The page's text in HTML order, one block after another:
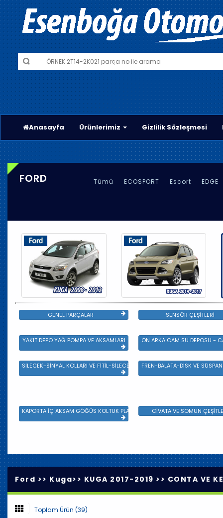
Anasayfa Ürünlerimiz Gizlilik Sözleşmesi
FORD Tümü ECOSPORT Escort EDGE
GENEL PARÇALAR SENSÖR ÇEŞİTLERİ
YAKIT DEPO YAĞ POMPA VE AKSAMLARI ÖN ARKA CAM SU DEPOSU -
SİLECEK-SİNYAL KOLLARI VE FİTİL-SİLECEK ÇEŞİTLERİFREN-BALATA-DİSK VE
KAPORTA İÇ AKSAM GÖĞÜS KOLTUK PLASTİK VE SAC AKSAM
CİVATA VE SOMUN
Ford >> Kuga>> KUGA 2017-2019 >> CONTA VE
Toplam Ürün (39)